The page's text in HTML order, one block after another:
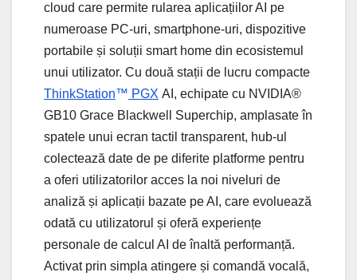
cloud care permite rularea aplicațiilor AI pe
numeroase PC-uri, smartphone-uri, dispozitive
portabile și soluții smart home din ecosistemul
unui utilizator. Cu două stații de lucru compacte
ThinkStation™ PGX AI, echipate cu NVIDIA®
GB10 Grace Blackwell Superchip, amplasate în
spatele unui ecran tactil transparent, hub-ul
colectează date de pe diferite platforme pentru
a oferi utilizatorilor acces la noi niveluri de
analiză și aplicații bazate pe AI, care evoluează
odată cu utilizatorul și oferă experiențe
personale de calcul AI de înaltă performanță.
Activat prin simpla atingere și comandă vocală,